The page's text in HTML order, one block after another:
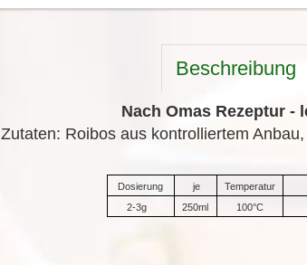
Beschreibung
Nach Omas Rezeptur -
Zutaten: Roibos aus kontrolliertem Anbau,
Dosierung je Temperatur
2-3g
250ml 100°C